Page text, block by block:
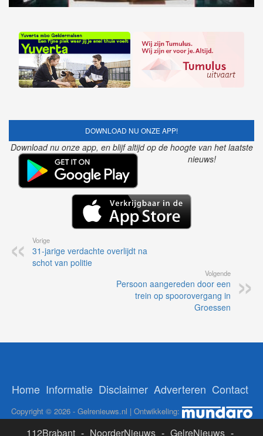
DOWNLOAD NU ONZE APP!
Download nu onze app, en blijf altijd op de hoogte van het laatste
nieuws!
Vorige
31-jarige verdachte overlijdt na
schot van politie
Volgende
Persoon aangereden door een
trein op spoorovergang in
Groessen
Home Informatie Disclaimer Adverteren Contact
Copyright © 2026 - Gelrenieuws.nl | Ontwikkeling:
112Brabant - NoorderNieuws - GelreNieuws -